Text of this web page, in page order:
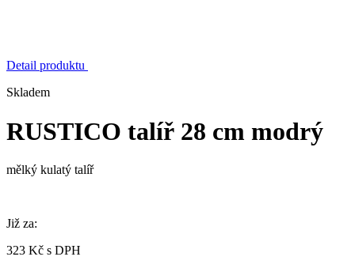
Detail produktu
Skladem
RUSTICO talíř 28 cm modrý
mělký kulatý talíř
Již za:
323 Kč s DPH